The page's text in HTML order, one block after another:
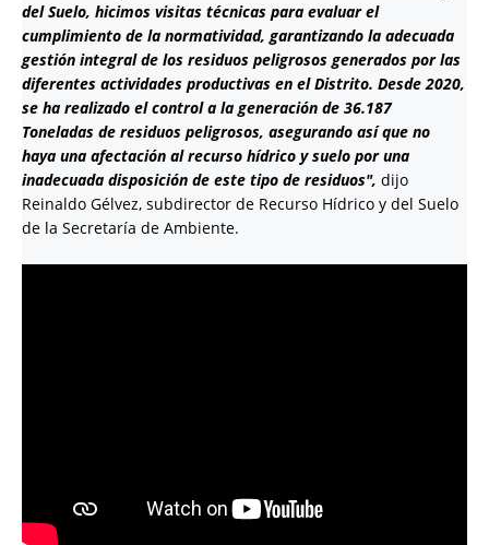
del Suelo, hicimos visitas técnicas para evaluar el
cumplimiento de la normatividad, garantizando la adecuada
gestión integral de los residuos peligrosos generados por las
diferentes actividades productivas en el Distrito. Desde 2020,
se ha realizado el control a la generación de 36.187
Toneladas de residuos peligrosos, asegurando así que no
haya una afectación al recurso hídrico y suelo por una
inadecuada disposición de este tipo de residuos", dijo
Reinaldo Gélvez, subdirector de Recurso Hídrico y del Suelo
de la Secretaría de Ambiente.